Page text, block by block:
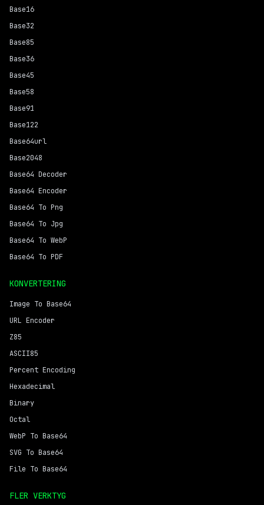
Base16
Base32
Base85
Base36
Base45
Base58
Base91
Base122
Base64url
Base2048
Base64 Decoder
Base64 Encoder
Base64 To Png
Base64 To Jpg
Base64 To WebP
Base64 To PDF
KONVERTERING
Image To Base64
URL Encoder
Z85
ASCII85
Percent Encoding
Hexadecimal
Binary
Octal
WebP To Base64
SVG To Base64
File To Base64
FLER VERKTYG